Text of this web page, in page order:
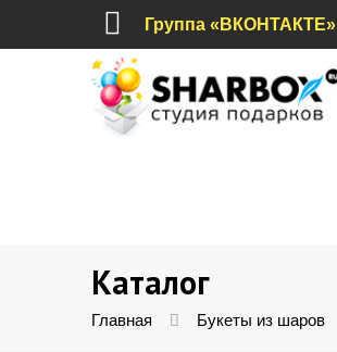
Группа «ВКОНТАКТЕ»
Каталог
Главная Букеты из шаров